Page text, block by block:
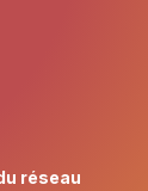
réseau